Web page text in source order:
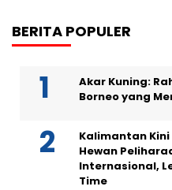
BERITA POPULER
Akar Kuning:
Borneo yang
Kalimantan Kini
Hewan
Internasional,
Time